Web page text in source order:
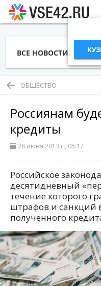
ВСЕ НОВОСТИ
ОБЩЕСТВО
Россиянам
кредиты
28 июня 2013 г., 05:17
Российское
десятидневный
течение которого
штрафов и санкций
полученного